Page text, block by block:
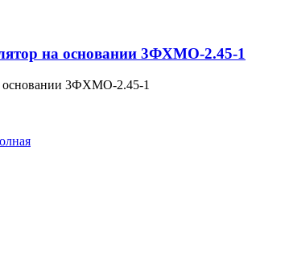
на основании 3ФХМО-2.45-1
основании 3ФХМО-2.45-1